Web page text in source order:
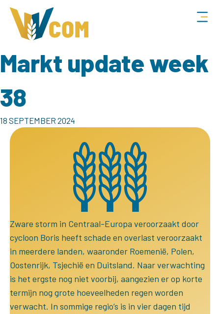
Markt update week
38
18 SEPTEMBER 2024
Zware storm in Centraal-Europa veroorzaakt door
cycloon Boris heeft schade en overlast veroorzaakt
in meerdere landen, waaronder Roemenië, Polen,
Oostenrijk, Tsjechië en Duitsland. Naar verwachting
is het ergste nog niet voorbij, aangezien er op korte
termijn nog grote hoeveelheden regen worden
verwacht. In sommige regio’s is in vier dagen tijd